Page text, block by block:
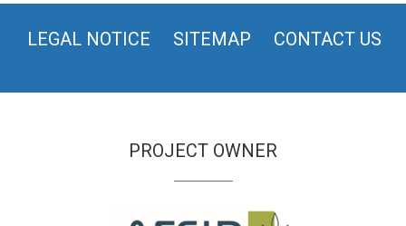
LEGAL NOTICE SITEMAP CONTACT US
PROJECT OWNER